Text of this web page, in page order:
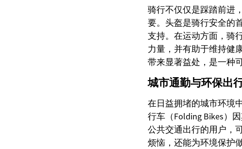
骑行不仅仅是踩踏前进
要。头盔是骑行安全的
支持。在运动方面，骑
力量，并有助于维持健
带来显著益处，是一种
城市通勤与环保出
在日益拥堵的城市环境
行车（Folding Bikes）
公共交通出行的用户，
烦恼，还能为环境保护